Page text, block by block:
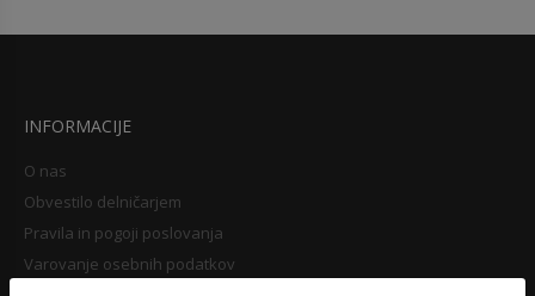
INFORMACIJE
O nas
Obvestilo delničarjem
Pravila in pogoji poslovanja
Varovanje osebnih podatkov